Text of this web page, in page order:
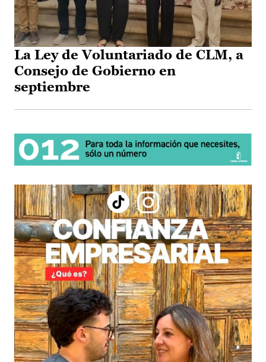
La Ley de Voluntariado de CLM, a
Consejo de Gobierno en
septiembre